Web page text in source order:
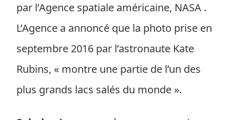
par l’Agence spatiale américaine, NASA .
L’Agence a annoncé que la photo prise en
septembre 2016 par l’astronaute Kate
Rubins, « montre une partie de l’un des
plus grands lacs salés du monde ».